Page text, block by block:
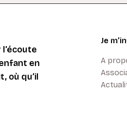
en
où qu’il
Je
A